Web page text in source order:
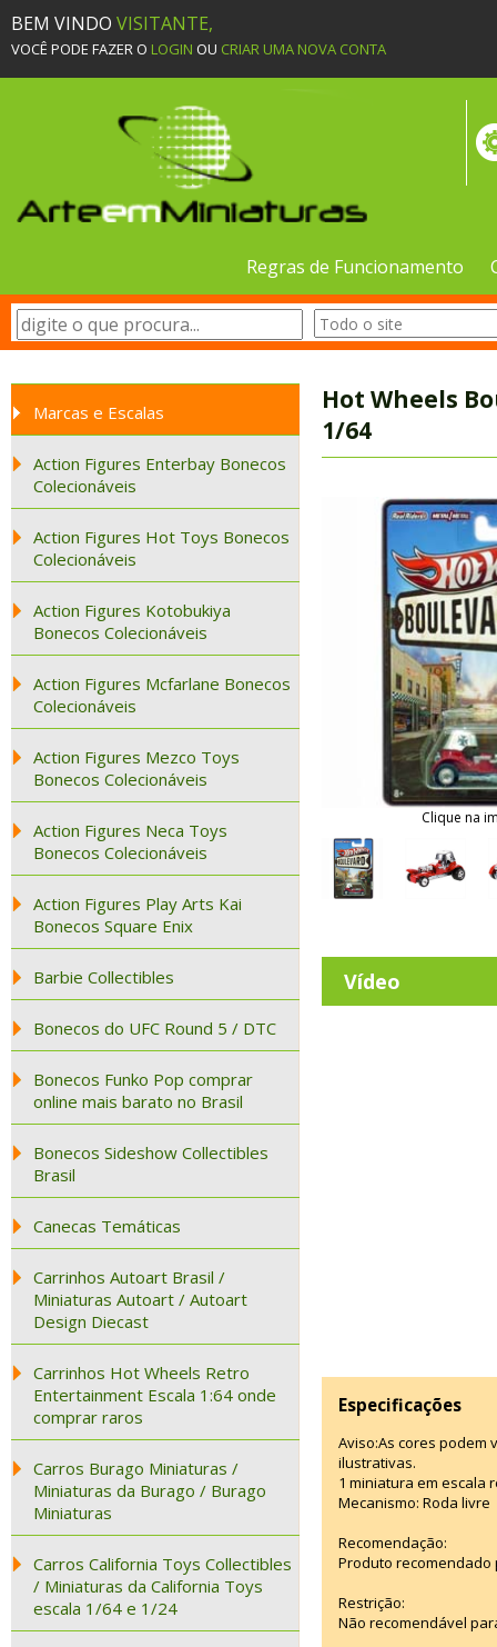
BEM VINDO VISITANTE,
VOCÊ PODE FAZER O LOGIN OU CRIAR UMA NOVA CONTA
Regras de Funcionamento
Marcas e Escalas
Action Figures Enterbay Bonecos
Colecionáveis
Action Figures Hot Toys Bonecos
Colecionáveis
Action Figures Kotobukiya
Bonecos Colecionáveis
Action Figures Mcfarlane Bonecos
Colecionáveis
Action Figures Mezco Toys
Bonecos Colecionáveis
Action Figures Neca Toys
Bonecos Colecionáveis
Action Figures Play Arts Kai
Bonecos Square Enix
Barbie Collectibles
Bonecos do UFC Round 5 / DTC
Bonecos Funko Pop comprar
online mais barato no Brasil
Bonecos Sideshow Collectibles
Brasil
Canecas Temáticas
Carrinhos Autoart Brasil /
Miniaturas Autoart / Autoart
Design Diecast
Carrinhos Hot Wheels Retro
Entertainment Escala 1:64 onde
comprar raros
Carros Burago Miniaturas /
Miniaturas da Burago / Burago
Miniaturas
Carros California Toys Collectibles
/ Miniaturas da California Toys
escala 1/64 e 1/24
Hot Wheels
1/64
Clique na
Vídeo
Especificações
Aviso:As cores podem
ilustrativas.
1 miniatura em escala
Mecanismo: Roda livre
Recomendação:
Produto recomendado
Restrição:
Não recomendável